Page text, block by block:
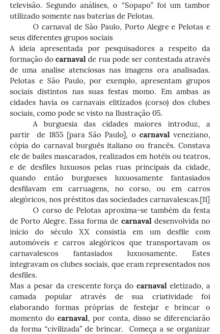
televisão. Segundo análises, o “Sopapo” foi um tambor
utilizado somente nas baterias de Pelotas.
O carnaval de São Paulo, Porto Alegre e Pelotas e
seus diferentes grupos sociais
A ideia apresentada por pesquisadores a respeito da
formação docarnavalde rua pode ser contestada através
de uma analise atenciosas nas imagens ora analisadas.
Pelotas e São Paulo, por exemplo, apresentam grupos
sociais distintos nas suas festas momo. Em ambas as
cidades havia os carnavais elitizados (corso) dos clubes
sociais, como pode se visto na Ilustração 05.
A burguesia das cidades maiores introduz, a
partir de 1855 [para São Paulo], o carnavalveneziano,
cópia do carnaval burguês italiano ou francês. Constava
ele de bailes mascarados, realizados em hotéis ou teatros,
e de desfiles luxuosos pelas ruas principais da cidade,
quando então burgueses luxuosamente fantasiados
desfilavam em carruagens, no corso, ou em carros
alegóricos, nos préstitos das sociedades carnavalescas.[11]
O corso de Pelotas aproxima-se também da festa
de Porto Alegre. Essa forma de carnaval desenvolvida no
início do século XX consistia em um desfile com
automóveis e carros alegóricos que transportavam os
carnavalescos fantasiados luxuosamente. Estes
integravam os clubes sociais, que eram representados nos
desfiles.
Mas a pesar da crescente força docarnaval eletizado, a
camada popular através de sua criatividade foi
elaborando formas próprias de festejar e brincar o
momento docarnaval, por conta, disso se diferenciarão
da forma “civilizada” de brincar. Começa a se organizar